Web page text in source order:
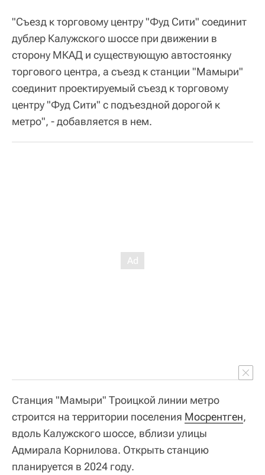
"Съезд к торговому центру "Фуд Сити" соединит
дублер Калужского шоссе при движении в
сторону МКАД и существующую автостоянку
торгового центра, а съезд к станции "Мамыри"
соединит проектируемый съезд к торговому
центру "Фуд Сити" с подъездной дорогой к
метро", - добавляется в нем.
Станция "Мамыри" Троицкой линии метро
строится на территории поселения Мосрентген,
вдоль Калужского шоссе, вблизи улицы
Адмирала Корнилова. Открыть станцию
планируется в 2024 году.